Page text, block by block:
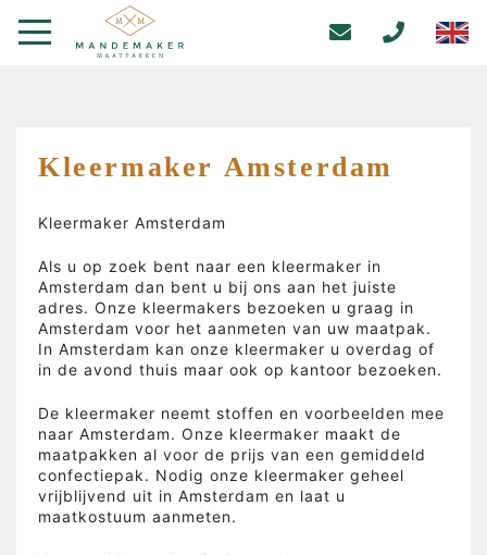
Kleermaker Amsterdam
Kleermaker Amsterdam
Als u op zoek bent naar een kleermaker in
Amsterdam dan bent u bij ons aan het juiste
adres. Onze kleermakers bezoeken u graag in
Amsterdam voor het aanmeten van uw maatpak.
In Amsterdam kan onze kleermaker u overdag of
in de avond thuis maar ook op kantoor bezoeken.
De kleermaker neemt stoffen en voorbeelden mee
naar Amsterdam. Onze kleermaker maakt de
maatpakken al voor de prijs van een gemiddeld
confectiepak. Nodig onze kleermaker geheel
vrijblijvend uit in Amsterdam en laat u
maatkostuum aanmeten.